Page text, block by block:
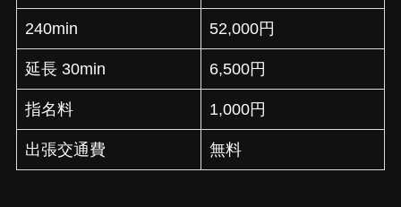
240min 52,000円
延長 30min 6,500円
指名料 1,000円
出張交通費 無料